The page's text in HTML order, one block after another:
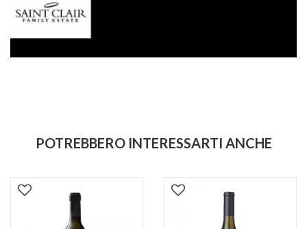
POTREBBERO INTERESSARTI ANCHE